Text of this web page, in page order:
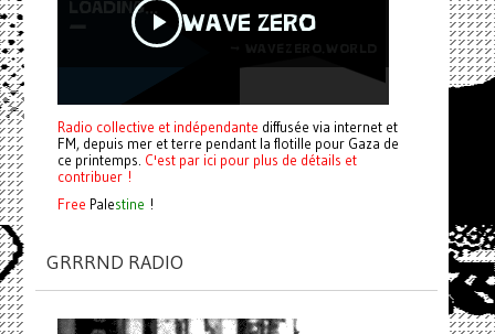
Radio collective et indépendante diffusée via internet et
FM, depuis mer et terre pendant la flotille pour Gaza de
ce printemps. C'est par ici pour plus de détails et
contribuer !
Free Palestine !
GRRRND RADIO